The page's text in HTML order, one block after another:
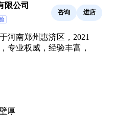
限公司
咨询 进店
河南郑州惠济区，2021
专业权威，经验丰富，
厚